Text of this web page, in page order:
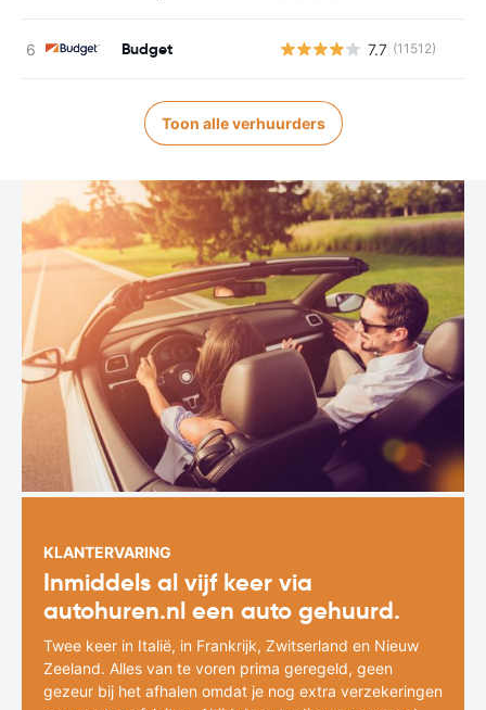
Budget 7.7 (11512)
Toon alle verhuurders
KLANTERVARING
Inmiddels al vijf keer via
autohuren.nl een auto gehuurd.
Twee keer in Italië, in Frankrijk, Zwitserland en Nieuw
Zeeland. Alles van te voren prima geregeld, geen
gezeur bij het afhalen omdat je nog extra verzekeringen